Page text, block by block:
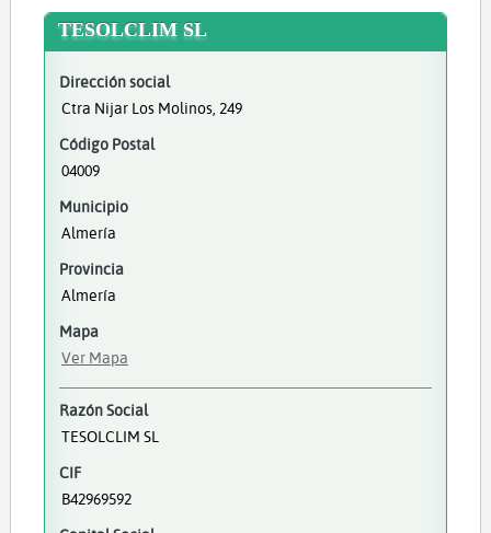
TESOLCLIM SL
Dirección social
Ctra Nijar Los Molinos, 249
Código Postal
04009
Municipio
Almería
Provincia
Almería
Mapa
Ver Mapa
Razón Social
TESOLCLIM SL
CIF
B42969592